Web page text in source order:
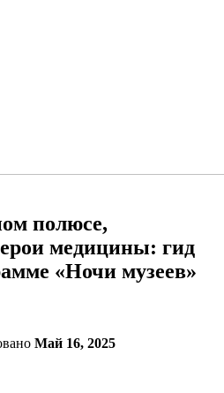
полюсе,
медицины: гид
«Ночи музеев»
Май 16, 2025